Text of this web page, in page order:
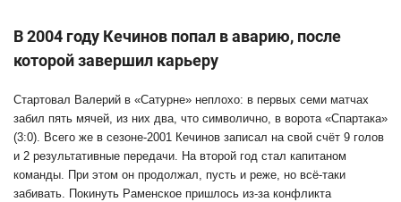
В 2004 году Кечинов попал в аварию, после
которой завершил карьеру
Стартовал Валерий в «Сатурне» неплохо: в первых семи матчах
забил пять мячей, из них два, что символично, в ворота «Спартака»
(3:0). Всего же в сезоне-2001 Кечинов записал на свой счёт 9 голов
и 2 результативные передачи. На второй год стал капитаном
команды. При этом он продолжал, пусть и реже, но всё-таки
забивать. Покинуть Раменское пришлось из-за конфликта